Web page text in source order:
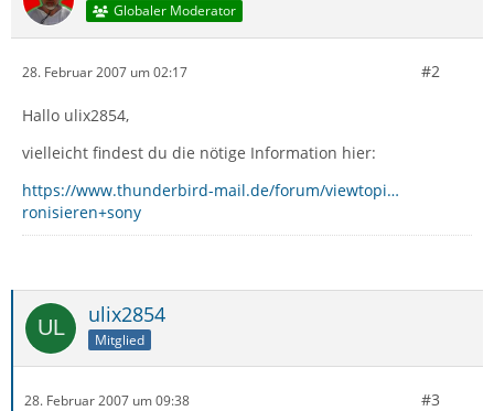
Globaler Moderator
28. Februar 2007 um 02:17 #2
Hallo ulix2854,
vielleicht findest du die nötige Information hier:
https://www.thunderbird-mail.de/forum/viewtopi…
ronisieren+sony
ulix2854
Mitglied
28. Februar 2007 um 09:38 #3